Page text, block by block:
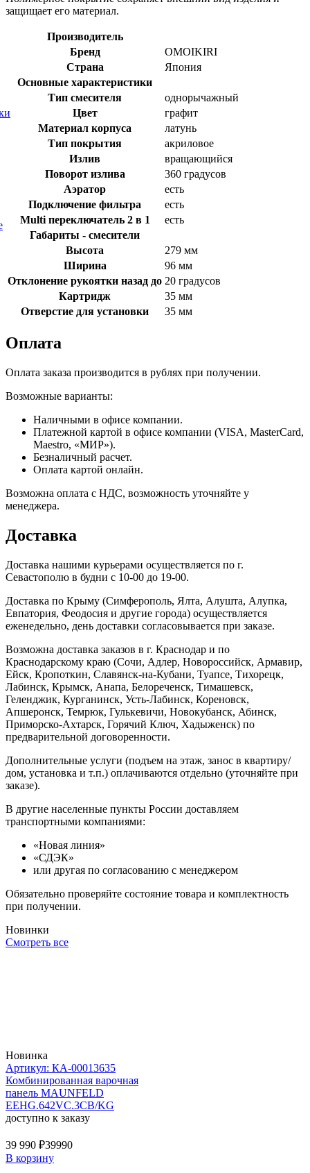
защищает его материал.
Производитель
Бренд
OMOIKIRI
Страна
Япония
Основные характеристики
Тип смесителя
однорычажный
Цвет
графит
Материал корпуса
латунь
Тип покрытия
акриловое
Излив
вращающийся
Поворот излива
360 градусов
Аэратор
есть
Подключение фильтра
есть
Multi переключатель 2 в 1
есть
Габариты - смесители
Высота
279 мм
Ширина
96 мм
Отклонение рукоятки назад до 20 градусов
Картридж
35 мм
Отверстие для установки
35 мм
Оплата
Оплата заказа производится в рублях при получении.
Возможные варианты:
Наличными в офисе компании.
Платежной картой в офисе компании (VISA, MasterCard,
Maestro, «МИР»).
Безналичный расчет.
Оплата картой онлайн.
Возможна оплата с НДС, возможность уточняйте у
менеджера.
Доставка
Доставка нашими курьерами осуществляется по г.
Севастополю в будни с 10-00 до 19-00.
Доставка по Крыму (Симферополь, Ялта, Алушта, Алупка,
Евпатория, Феодосия и другие города) осуществляется
еженедельно, день доставки согласовывается при заказе.
Возможна доставка заказов в г. Краснодар и по
Краснодарскому краю (Сочи, Адлер, Новороссийск, Армавир,
Ейск, Кропоткин, Славянск-на-Кубани, Туапсе, Тихорецк,
Лабинск, Крымск, Анапа, Белореченск, Тимашевск,
Геленджик, Курганинск, Усть-Лабинск, Кореновск,
Апшеронск, Темрюк, Гулькевичи, Новокубанск, Абинск,
Приморско-Ахтарск, Горячий Ключ, Хадыженск) по
предварительной договоренности.
Дополнительные услуги (подъем на этаж, занос в квартиру/
дом, установка и т.п.) оплачиваются отдельно (уточняйте при
заказе).
В другие населенные пункты России доставляем
транспортными компаниями:
«Новая линия»
«СДЭК»
или другая по согласованию с менеджером
Обязательно проверяйте состояние товара и комплектность
при получении.
Новинки
Смотреть все
Новинка
Артикул: КА-00013635
Комбинированная варочная
панель MAUNFELD
EEHG.642VC.3CB/KG
доступно к заказу
39 990 ₽39990
В корзину